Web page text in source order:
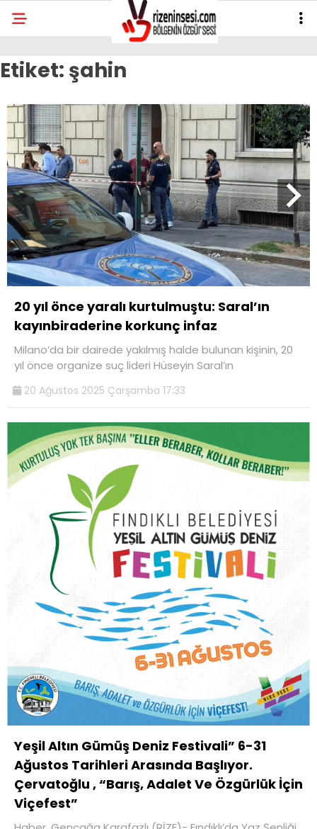
Etiket: şahin
20 yıl önce yaralı kurtulmuştu: Saral’ın
kayınbiraderine korkunç infaz
Milano’da bir dairede yakılmış halde bulunan kişinin, 20
yıl önce organize suç lideri Hüseyin Saral’ın
20 Ağustos 2025 Çarşamba 17:33
Yeşil Altın Gümüş Deniz Festivali” 6-31
Ağustos Tarihleri Arasında Başlıyor.
Çervatoğlu , “Barış, Adalet Ve Özgürlük İçin
Viçefest”